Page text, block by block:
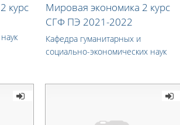
курс
Мировая экономика 2 курс
СГФ ПЭ 2021-2022
Кафедра гуманитарных и
социально-экономических наук